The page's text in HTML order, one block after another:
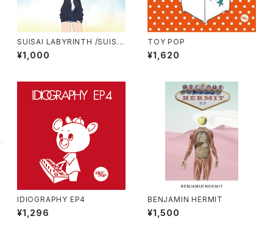
SUISAI LABYRINTH /SUISAI
EP
¥1,000
TOY POP
¥1,620
IDIOGRAPHY EP4
¥1,296
BENJAMIN HERMIT
¥1,500